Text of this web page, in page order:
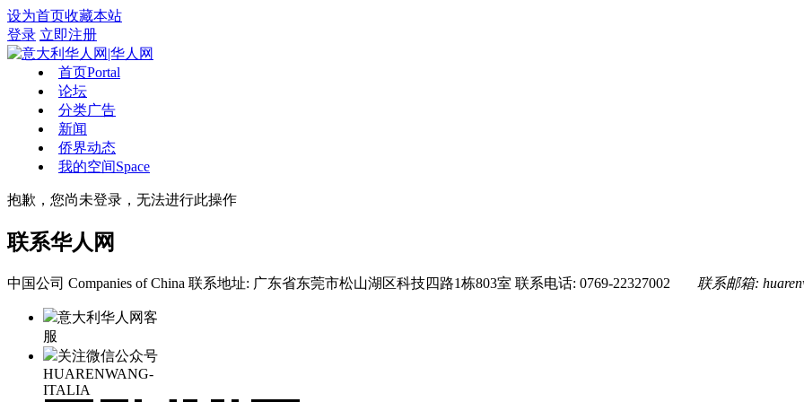
设为首页收藏本站
登录 立即注册
首页Portal
论坛
分类广告
新闻
侨界动态
我的空间Space
抱歉，您尚未登录，无法进行此操作
联系华人网
中国公司 Companies of China 联系地址: 广东省东莞市松山湖区科技四路1栋803室 联系电话: 0769-22327002 联系邮箱:
意大利华人网客
服
关注微信公众号
HUARENWANG-
ITALIA